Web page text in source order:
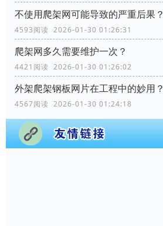
不使用爬架网可能导致的严重后果？
4593阅读 2026-01-30 01:26:31
爬架网多久需要维护一次？
4421阅读 2026-01-30 01:26:02
外架爬架钢板网片在工程中的妙用？
4567阅读 2026-01-30 01:24:18